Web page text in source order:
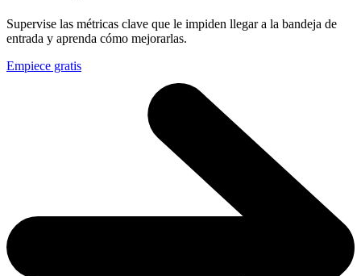
Supervise las métricas clave que le impiden llegar a la bandeja de
entrada y aprenda cómo mejorarlas.
Empiece gratis